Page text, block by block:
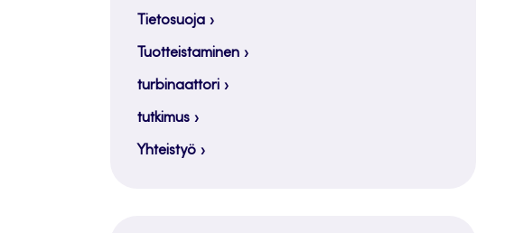
Tietosuoja
Tuotteistaminen
turbinaattori
tutkimus
Yhteistyö